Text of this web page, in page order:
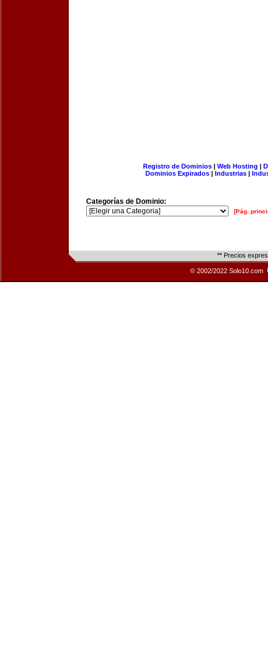
Registro de Dominios| Web Hosting |
Dominios Expirados | Industrias |
Categorías de Dominio:
[Pág.
** Precios
© 2002/2022 Solo10.com